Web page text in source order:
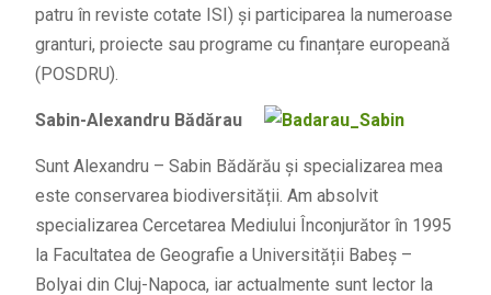
patru în reviste cotate ISI) și participarea la numeroase
granturi, proiecte sau programe cu finanțare europeană
(POSDRU).
Sabin-Alexandru Bădărau
Sunt Alexandru – Sabin Bădărău și specializarea mea
este conservarea biodiversității. Am absolvit
specializarea Cercetarea Mediului Înconjurător în 1995
la Facultatea de Geografie a Universității Babeș –
Bolyai din Cluj-Napoca, iar actualmente sunt lector la